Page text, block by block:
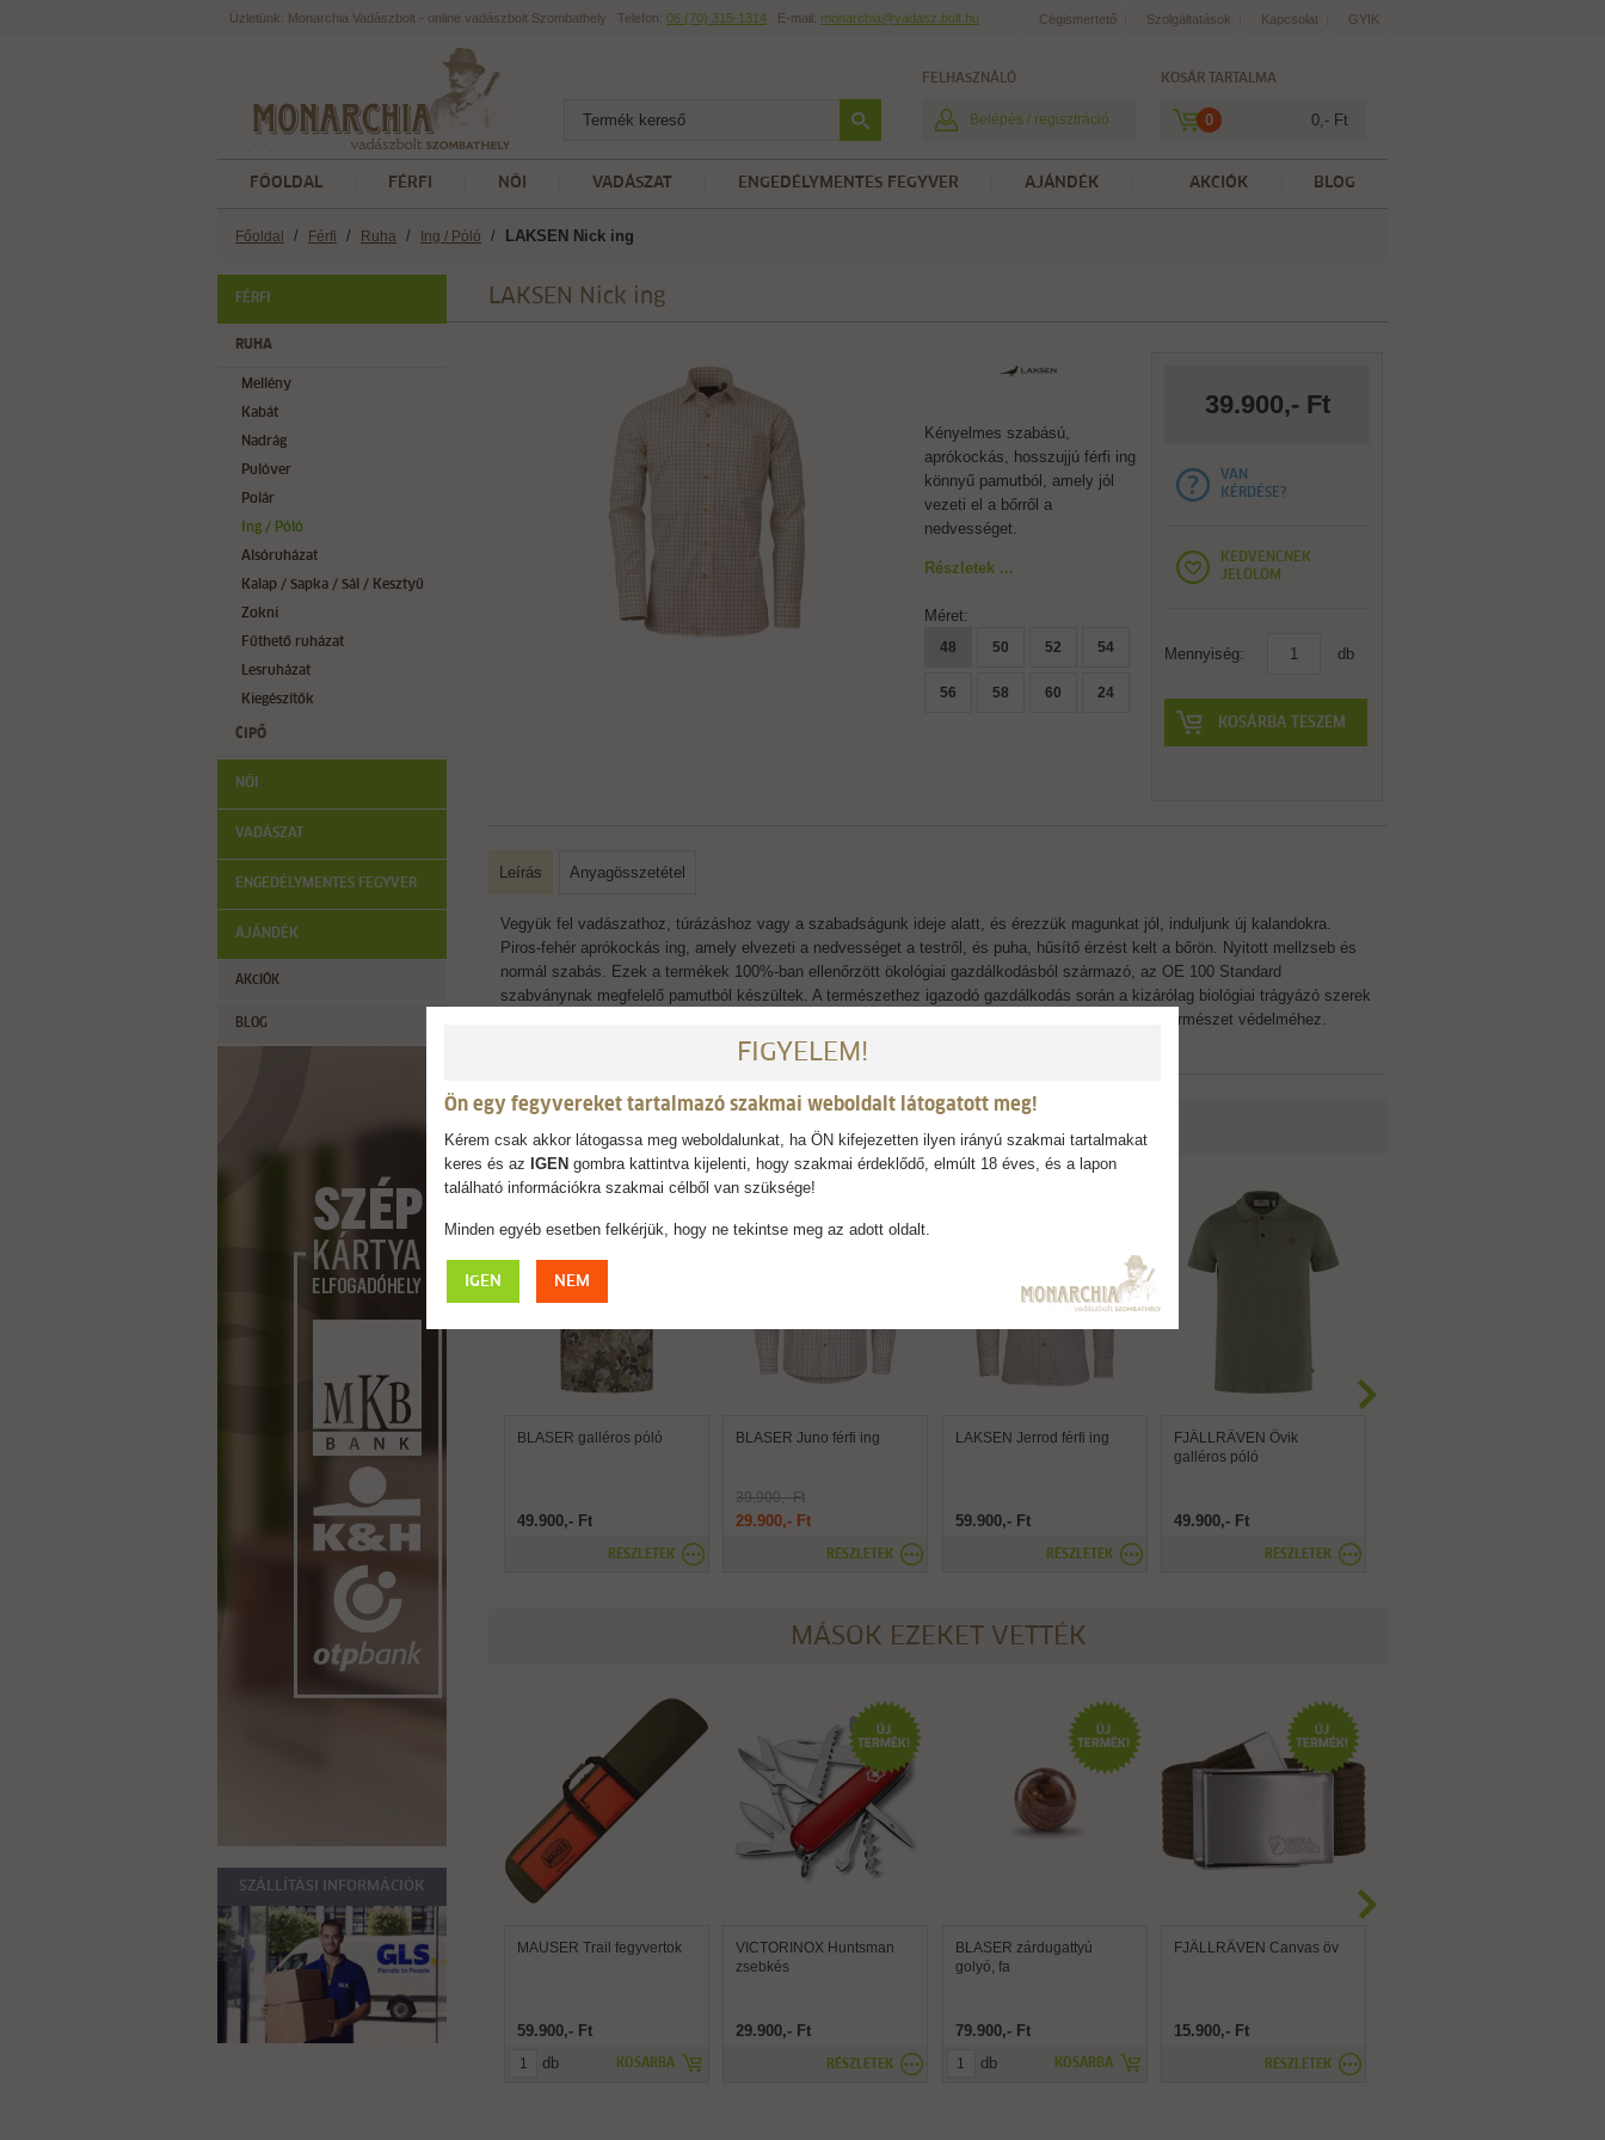
Cégismertető Szolgáltatások Kapcsolat GYIK
Üzletünk: Monarchia Vadászbolt - online vadászbolt Szombathely Telefon: 06 (70) 315-1314 E-mail: monarchia@vadasz.bolt.hu
FELHASZNÁLÓ
Belépés / regisztráció
KOSÁR TARTALMA
0 0,- Ft
BLOG
AKCIÓK
FŐOLDAL FÉRFI NŐI VADÁSZAT ENGEDÉLYMENTES FEGYVER AJÁNDÉK
Főoldal / Férfi / Ruha / Ing / Póló / LAKSEN Nick ing
FÉRFI
RUHA
Mellény
Kabát
Nadrág
Pulóver
Polár
Ing / Póló
Alsóruházat
Kalap / Sapka / Sál / Kesztyű
Zokni
Fűthető ruházat
Lesruházat
Kiegészítők
CIPŐ
NŐI
VADÁSZAT
ENGEDÉLYMENTES FEGYVER
AJÁNDÉK
AKCIÓK
BLOG
SZÁLLÍTÁSI INFORMÁCIÓK
LAKSEN Nick ing
Kényelmes szabású,
aprókockás, hosszujjú férfi ing
könnyű pamutból, amely jól
vezeti el a bőrről a
nedvességet.
Részletek ...
Méret:
48 50 52 54
56 58 60 24
39.900,- Ft
VAN
KÉRDÉSE?
KEDVENCNEK
JELÖLÖM
Mennyiség: db
KOSÁRBA TESZEM
Leírás Anyagösszetétel
Vegyük fel vadászathoz, túrázáshoz vagy a szabadságunk ideje alatt, és érezzük magunkat jól, induljunk új kalandokra.
Piros-fehér aprókockás ing, amely elvezeti a nedvességet a testről, és puha, hűsítő érzést kelt a bőrön. Nyitott mellzseb és
normál szabás. Ezek a termékek 100%-ban ellenőrzött ökológiai gazdálkodásból származó, az OE 100 Standard
szabványnak megfelelő pamutból készültek. A természethez igazodó gazdálkodás során a kizárólag biológiai trágyázó szerek
használata, és a természetes kártevő-mentesítés jelentős mértékben hozzájárul az ember és a természet védelméhez.
BLASER galléros póló
49.900,- Ft
RÉSZLETEK
BLASER Juno férfi ing
39.900,- Ft
29.900,- Ft
RÉSZLETEK
LAKSEN Jerrod férfi ing
59.900,- Ft
RÉSZLETEK
FJÄLLRÄVEN Övik
galléros póló
49.900,- Ft
RÉSZLETEK
MÁSOK EZEKET VETTÉK
MAUSER Trail fegyvertok
59.900,- Ft
KOSÁRBA
db
VICTORINOX Huntsman
zsebkés
29.900,- Ft
RÉSZLETEK
BLASER zárdugattyú
golyó, fa
79.900,- Ft
KOSÁRBA
db
FJÄLLRÄVEN Canvas öv
15.900,- Ft
RÉSZLETEK
FIGYELEM!
Ön egy fegyvereket tartalmazó szakmai weboldalt látogatott meg!
Kérem csak akkor látogassa meg weboldalunkat, ha ÖN kifejezetten ilyen irányú szakmai tartalmakat
keres és az IGEN gombra kattintva kijelenti, hogy szakmai érdeklődő, elmúlt 18 éves, és a lapon
található információkra szakmai célből van szüksége!
Minden egyéb esetben felkérjük, hogy ne tekintse meg az adott oldalt.
IGEN NEM